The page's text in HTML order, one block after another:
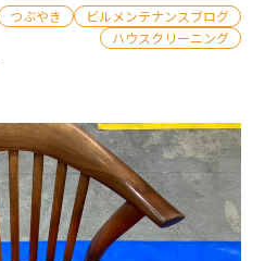
つぶやき
ビルメンテナンスブログ
ハウスクリーニング